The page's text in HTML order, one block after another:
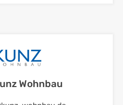
Wohnbau